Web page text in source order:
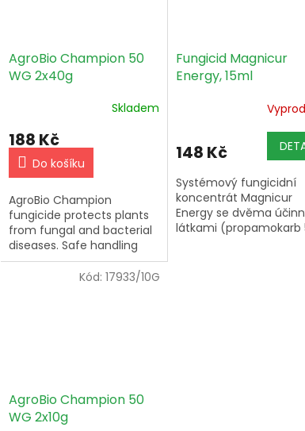
AgroBio Champion 50
WG 2x40g
Skladem
188 Kč
Do košíku
AgroBio Champion
fungicide protects plants
from fungal and bacterial
diseases. Safe handling
and application are
important for human
Fungicid Magnicur
Energy, 15ml
148 Kč
Systémový fungicidní
koncentrát Magnicur
Energy se dvěma
látkami (propamokarb
AgroBio Champion 50
WG 2x10g
Kód: 17933/10G